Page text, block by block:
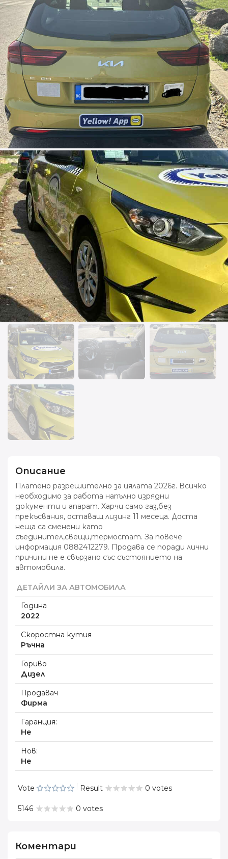
Описание
Платено разрешително за цялата 2026г. Всичко
необходимо за работа напълно изрядни
документи и апарат. Харчи само газ,без
прекъсвания, оставащ лизинг 11 месеца. Доста
неща са сменени като
съединител,свещи,термостат. За повече
информация 0882412279. Продава се поради лични
причини не е свързано със състоянието на
автомобила.
ДЕТАЙЛИ ЗА АВТОМОБИЛА
Година
2022
Скоростна кутия
Ръчна
Гориво
Дизел
Продавач
Фирма
Гаранция:
Не
Нов:
Не
Vote Result 0 votes
5146 0 votes
Коментари